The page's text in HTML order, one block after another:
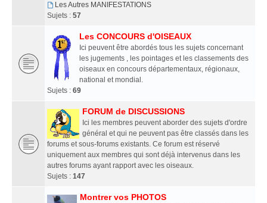
Les Autres MANIFESTATIONS
Sujets : 57
Les CONCOURS d'OISEAUX
Ici peuvent être abordés tous les sujets concernant
les jugements , les pointages et les classements des
oiseaux en concours départementaux, régionaux,
national et mondial.
Sujets : 69
FORUM de DISCUSSIONS
Ici les membres peuvent aborder des sujets d'ordre
général et qui ne peuvent pas être classés dans les
forums et sous-forums existants. Ce forum est réservé
uniquement aux membres qui sont déjà intervenus dans les
autres forums ayant rapport avec les oiseaux.
Sujets : 147
Montrer vos PHOTOS